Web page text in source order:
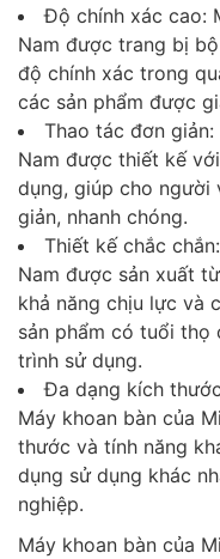
Độ chính xác cao:
Nam được trang bị
độ chính xác trong
các sản phẩm được
Thao tác đơn
Nam được thiết kế
dụng, giúp cho người
giản, nhanh chóng.
Thiết kế chắc
Nam được sản xuất
khả năng chịu lực và
sản phẩm có tuổi thọ
trình sử dụng.
Đa dạng kích
Máy khoan bàn của
thước và tính năng
dụng sử dụng khác
nghiệp.
Máy khoan bàn của